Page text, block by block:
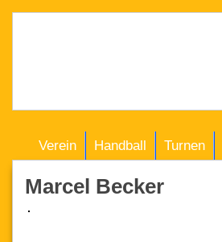
Verein Handball Turnen
Marcel Becker